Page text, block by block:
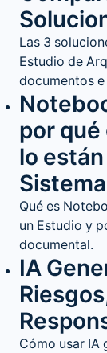
Las 3
Estudio de
documentos
por qué
lo
Qué es
un Estudio y
documental.
IA
Cómo usar IA